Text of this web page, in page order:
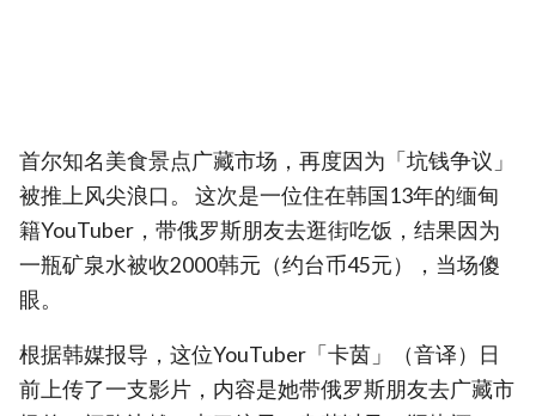
首尔知名美食景点广藏市场，再度因为「坑钱争议」
被推上风尖浪口。 这次是一位住在韩国13年的缅甸
籍YouTuber，带俄罗斯朋友去逛街吃饭，结果因为
一瓶矿泉水被收2000韩元（约台币45元），当场傻
眼。
根据韩媒报导，这位YouTuber「卡茵」（音译）日
前上传了一支影片，内容是她带俄罗斯朋友去广藏市